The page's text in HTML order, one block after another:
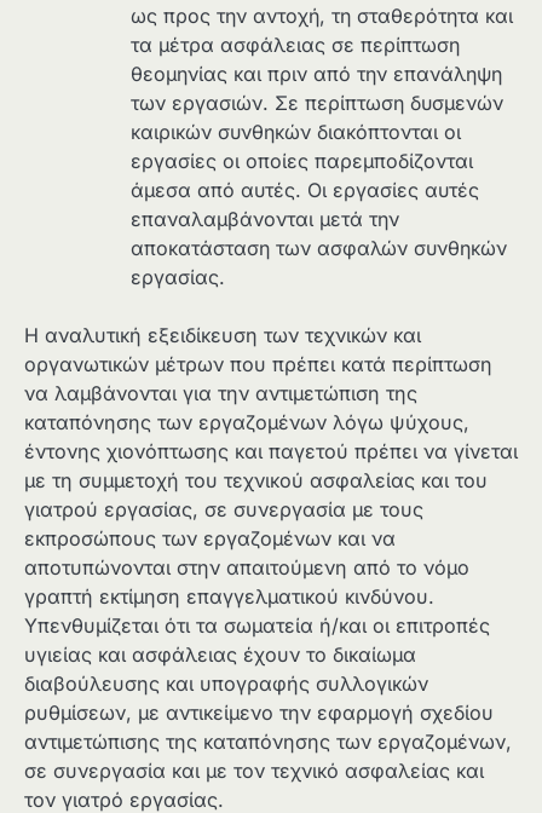
ως προς την αντοχή, τη σταθερότητα και
τα μέτρα ασφάλειας σε περίπτωση
θεομηνίας και πριν από την επανάληψη
των εργασιών. Σε περίπτωση δυσμενών
καιρικών συνθηκών διακόπτονται οι
εργασίες οι οποίες παρεμποδίζονται
άμεσα από αυτές. Οι εργασίες αυτές
επαναλαμβάνονται μετά την
αποκατάσταση των ασφαλών συνθηκών
εργασίας.
Η αναλυτική εξειδίκευση των τεχνικών και
οργανωτικών μέτρων που πρέπει κατά περίπτωση
να λαμβάνονται για την αντιμετώπιση της
καταπόνησης των εργαζομένων λόγω ψύχους,
έντονης χιονόπτωσης και παγετού πρέπει να γίνεται
με τη συμμετοχή του τεχνικού ασφαλείας και του
γιατρού εργασίας, σε συνεργασία με τους
εκπροσώπους των εργαζομένων και να
αποτυπώνονται στην απαιτούμενη από το νόμο
γραπτή εκτίμηση επαγγελματικού κινδύνου.
Υπενθυμίζεται ότι τα σωματεία ή/και οι επιτροπές
υγιείας και ασφάλειας έχουν το δικαίωμα
διαβούλευσης και υπογραφής συλλογικών
ρυθμίσεων, με αντικείμενο την εφαρμογή σχεδίου
αντιμετώπισης της καταπόνησης των εργαζομένων,
σε συνεργασία και με τον τεχνικό ασφαλείας και
τον γιατρό εργασίας.